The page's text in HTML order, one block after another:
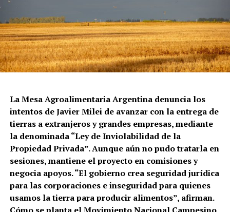
La Mesa Agroalimentaria Argentina denuncia los
intentos de Javier Milei de avanzar con la entrega de
tierras a extranjeros y grandes empresas, mediante
la denominada “Ley de Inviolabilidad de la
Propiedad Privada”. Aunque aún no pudo tratarla en
sesiones, mantiene el proyecto en comisiones y
negocia apoyos. “El gobierno crea seguridad jurídica
para las corporaciones e inseguridad para quienes
usamos la tierra para producir alimentos”, afirman.